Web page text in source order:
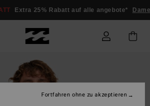
Extra 25% Rabatt auf alle angebote* Damen
Fortfahren ohne zu akzeptieren